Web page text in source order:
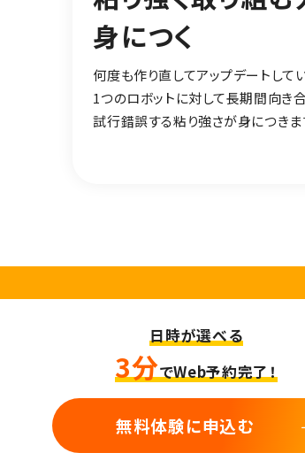
身につく
何度も作り直してアップデートして
1つのロボットに対して長期間向き合
試行錯誤する粘り強さが身につきま
日時が選べる
3分でWeb予約完了！
無料体験に申込む